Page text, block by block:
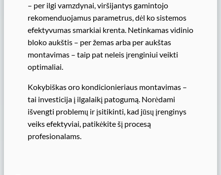
– per ilgi vamzdynai, viršijantys gamintojo
rekomenduojamus parametrus, dėl ko sistemos
efektyvumas smarkiai krenta. Netinkamas vidinio
bloko aukštis – per žemas arba per aukštas
montavimas – taip pat neleis įrenginiui veikti
optimaliai.
Kokybiškas oro kondicionieriaus montavimas –
tai investicija į ilgalaikį patogumą. Norėdami
išvengti problemų ir įsitikinti, kad jūsų įrenginys
veiks efektyviai, patikėkite šį procesą
profesionalams.